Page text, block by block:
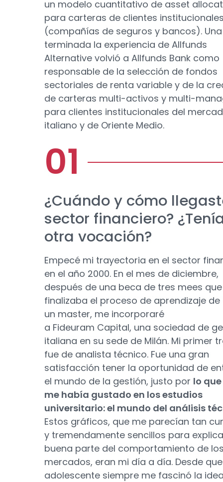
un modelo cuantitativo de asset
para carteras de clientes
(compañías de seguros y bancos).
terminada la experiencia de Allfunds
Alternative volvió a Allfunds Bank como
responsable de la selección de fondos
sectoriales de renta variable y de la
de carteras multi-activos y multi-
para clientes institucionales del
italiano y de Oriente Medio.
¿Cuándo y cómo
sector financiero?
otra vocación?
Empecé mi trayectoria en el sector
en el año 2000. En el mes de diciembre,
después de una beca de tres mees que
finalizaba el proceso de aprendizaje de
un master, me incorporaré
a Fideuram Capital, una sociedad de
italiana en su sede de Milán. Mi primer
fue de analista técnico. Fue una gran
satisfacción tener la oportunidad de
el mundo de la gestión, justo por lo
me había gustado en los estudios
universitario: el mundo del análisis
Estos gráficos, que me parecían tan
y tremendamente sencillos para
buena parte del comportamiento de
mercados, eran mi día a día. Desde
adolescente siempre me fascinó la